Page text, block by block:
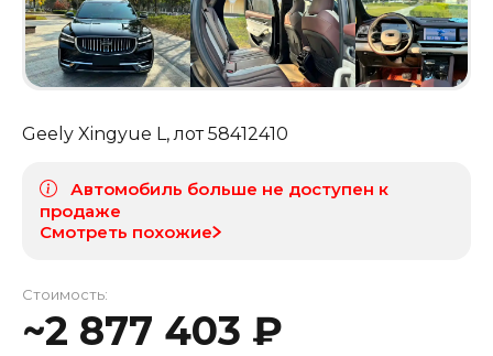
Geely Xingyue L , лот58412410
Автомобиль больше не доступен к
продаже
Смотреть похожие
Стоимость:
~2 877 403 ₽